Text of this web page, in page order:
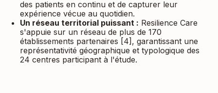
des patients en continu et de capturer leur
expérience vécue au quotidien.
Un réseau territorial puissant : Resilience Care
s'appuie sur un réseau de plus de 170
établissements partenaires [4], garantissant une
représentativité géographique et typologique des
24 centres participant à l'étude.